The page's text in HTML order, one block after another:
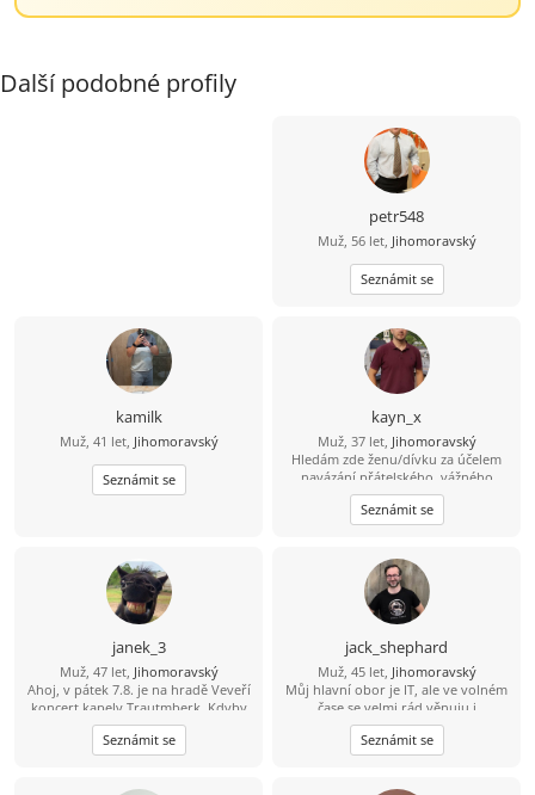
Další podobné profily
petr548
Muž, 56 let, Jihomoravský
Seznámit se
kamilk
Muž, 41 let, Jihomoravský
Seznámit se
kayn_x
Muž, 37 let, Jihomoravský
Hledám zde ženu/dívku za účelem
navázání přátelského, vážného
vztahu či nezávazného vztahu (vše
dle domluvy). Více informací přes
vzkazy.
Seznámit se
janek_3
Muž, 47 let, Jihomoravský
Ahoj, v pátek 7.8. je na hradě Veveří
koncert kapely Trautmberk. Kdyby
se Ti chtělo, tak mám na Wats Appu
čerstvou fotku :-) 773 908 225 Jan
Seznámit se
jack_shephard
Muž, 45 let, Jihomoravský
Můj hlavní obor je IT, ale ve volném
čase se velmi rád věnuju i
humanitnějším věcem. Čas od času si
rád zasportuju či zahraju na kytaru.
Hledám někoho sympatického s
Seznámit se